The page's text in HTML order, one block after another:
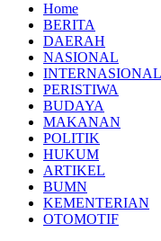
Home
BERITA
DAERAH
NASIONAL
INTERNASIONAL
PERISTIWA
BUDAYA
MAKANAN
POLITIK
HUKUM
ARTIKEL
BUMN
KEMENTERIAN
OTOMOTIF